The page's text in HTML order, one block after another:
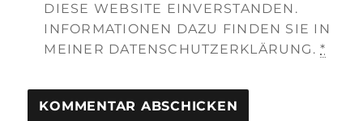
DIESE WEBSITE EINVERSTANDEN.
INFORMATIONEN DAZU FINDEN SIE IN
MEINER DATENSCHUTZERKLÄRUNG.*